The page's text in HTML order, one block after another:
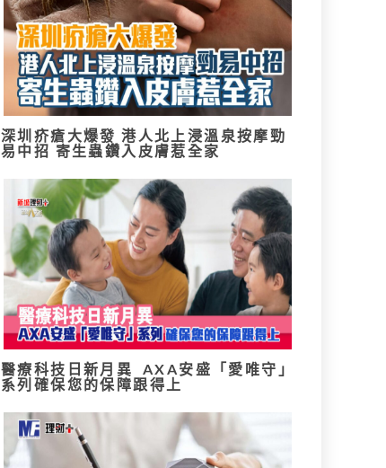
深圳疥瘡大爆發 港人北上浸溫泉按摩勁
易中招 寄生蟲鑽入皮膚惹全家
醫療科技日新月異 AXA安盛「愛唯守」
系列確保您的保障跟得上